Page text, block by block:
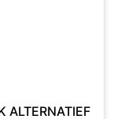
ALTERNATIEF